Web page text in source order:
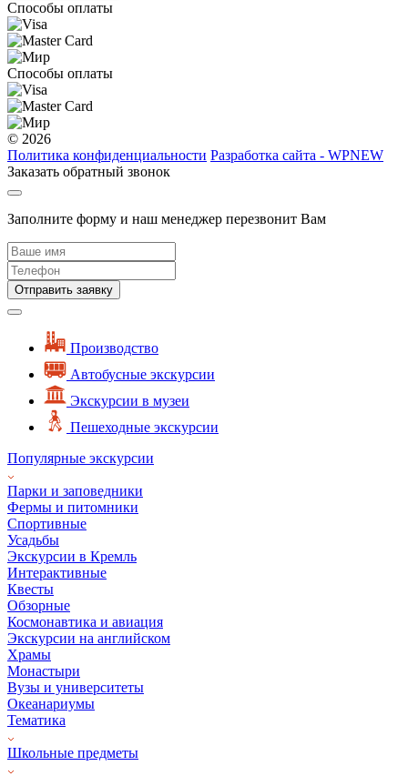
Способы оплаты
Способы оплаты
© 2026
Политика конфиденциальности Разработка сайта - WPNEW
Заказать обратный звонок
Заполните форму и наш менеджер перезвонит Вам
Отправить заявку
Производство
Автобусные экскурсии
Экскурсии в музеи
Пешеходные экскурсии
Популярные экскурсии
Парки и заповедники
Фермы и питомники
Спортивные
Усадьбы
Экскурсии в Кремль
Интерактивные
Квесты
Обзорные
Космонавтика и авиация
Экскурсии на английском
Храмы
Монастыри
Вузы и университеты
Океанариумы
Тематика
Школьные предметы